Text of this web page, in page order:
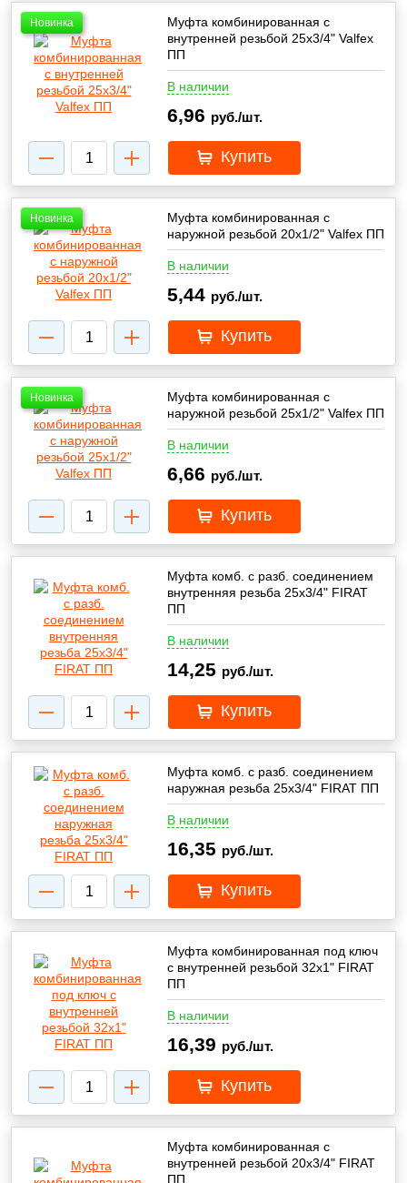
Новинка
Муфта комбинированная с
внутренней резьбой 25х3/4" Valfex
ПП
В наличии
6,96 руб./шт.
Купить
Новинка
Муфта комбинированная с
наружной резьбой 20х1/2" Valfex ПП
В наличии
5,44 руб./шт.
Купить
Новинка
Муфта комбинированная с
наружной резьбой 25х1/2" Valfex ПП
В наличии
6,66 руб./шт.
Купить
Муфта комб. с разб. соединением
внутренняя резьба 25х3/4" FIRAT
ПП
В наличии
14,25 руб./шт.
Купить
Муфта комб. с разб. соединением
наружная резьба 25х3/4" FIRAT ПП
В наличии
16,35 руб./шт.
Купить
Муфта комбинированная под ключ
с внутренней резьбой 32х1" FIRAT
ПП
В наличии
16,39 руб./шт.
Купить
Муфта комбинированная с
внутренней резьбой 20х3/4" FIRAT
ПП